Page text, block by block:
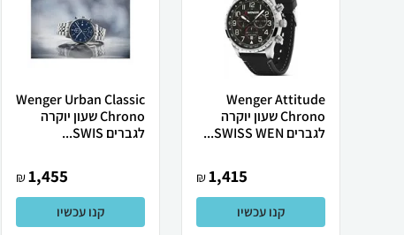
Wenger Attitude
Chrono שעון יוקרה
לגברים SWISS WEN...
1,415
₪
קנו עכשיו
Wenger Urban Classic
Chrono שעון יוקרה
לגברים SWIS...
1,455
₪
קנו עכשיו